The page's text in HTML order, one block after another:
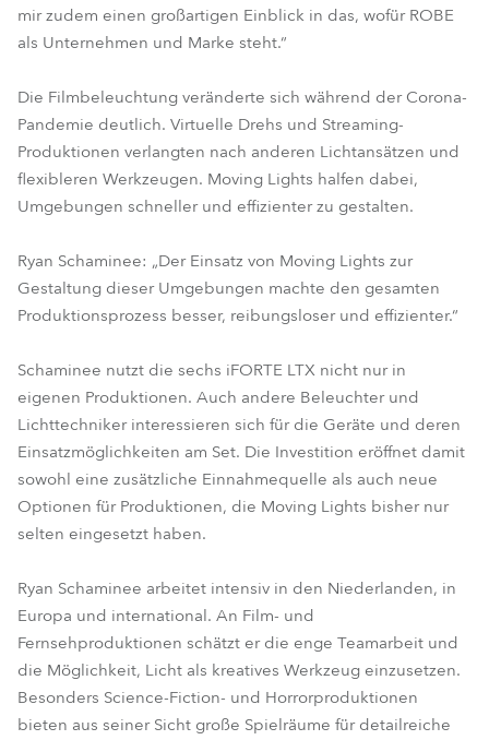
mir zudem einen großartigen Einblick in das, wofür ROBE
als Unternehmen und Marke steht.“
Die Filmbeleuchtung veränderte sich während der Corona-
Pandemie deutlich. Virtuelle Drehs und Streaming-
Produktionen verlangten nach anderen Lichtansätzen und
flexibleren Werkzeugen. Moving Lights halfen dabei,
Umgebungen schneller und effizienter zu gestalten.
Ryan Schaminee: „Der Einsatz von Moving Lights zur
Gestaltung dieser Umgebungen machte den gesamten
Produktionsprozess besser, reibungsloser und effizienter.“
Schaminee nutzt die sechs iFORTE LTX nicht nur in
eigenen Produktionen. Auch andere Beleuchter und
Lichttechniker interessieren sich für die Geräte und deren
Einsatzmöglichkeiten am Set. Die Investition eröffnet damit
sowohl eine zusätzliche Einnahmequelle als auch neue
Optionen für Produktionen, die Moving Lights bisher nur
selten eingesetzt haben.
Ryan Schaminee arbeitet intensiv in den Niederlanden, in
Europa und international. An Film- und
Fernsehproduktionen schätzt er die enge Teamarbeit und
die Möglichkeit, Licht als kreatives Werkzeug einzusetzen.
Besonders Science-Fiction- und Horrorproduktionen
bieten aus seiner Sicht große Spielräume für detailreiche